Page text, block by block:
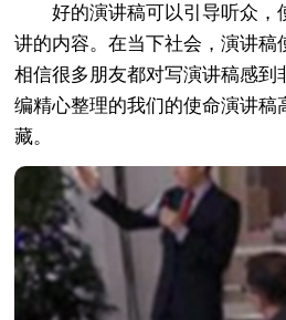
好的演讲稿可以引导听众，
讲的内容。在当下社会，演讲稿
相信很多朋友都对写演讲稿感到
编精心整理的我们的使命演讲稿
藏。